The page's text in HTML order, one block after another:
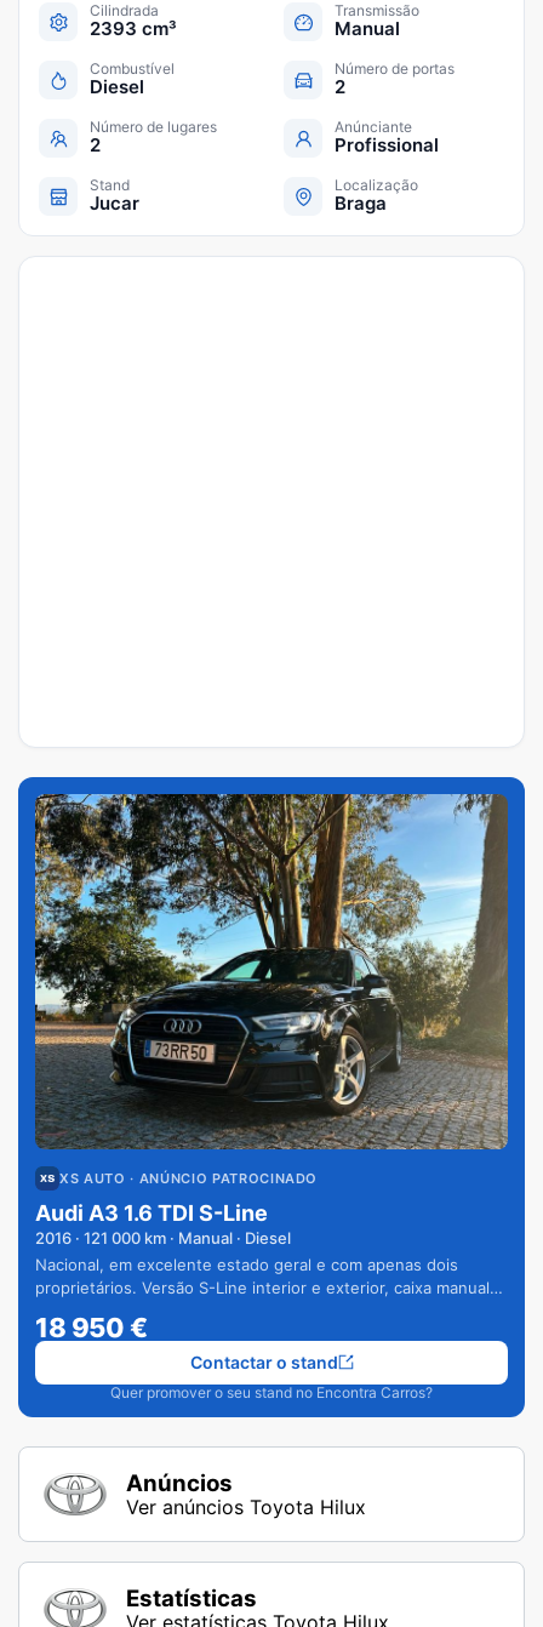
Cilindrada
2393 cm³
Transmissão
Manual
Combustível
Diesel
Número de portas
2
Número de lugares
2
Anúnciante
Profissional
Stand
Jucar
Localização
Braga
XS AUTO · ANÚNCIO PATROCINADO
Audi A3 1.6 TDI S-Line
2016 · 121 000 km · Manual · Diesel
Nacional, em excelente estado geral e com apenas dois
proprietários. Versão S-Line interior e exterior, caixa manual
18 950€
Quer promover o seu stand no Encontra Carros?
Contactar o stand
Anúncios
Ver anúncios Toyota Hilux
Estatísticas
Ver estatísticas Toyota Hilux